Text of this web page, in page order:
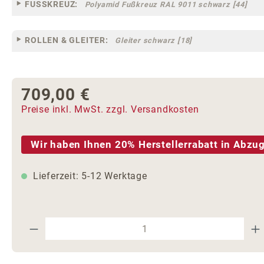
FUSSKREUZ: Polyamid Fußkreuz RAL 9011 schwarz [44]
ROLLEN & GLEITER: Gleiter schwarz [18]
Regulärer Preis:
709,00 €
Preise inkl. MwSt. zzgl. Versandkosten
Wir haben Ihnen 20% Herstellerrabatt in
Lieferzeit: 5-12 Werktage
Produkt Anzahl: Gib den